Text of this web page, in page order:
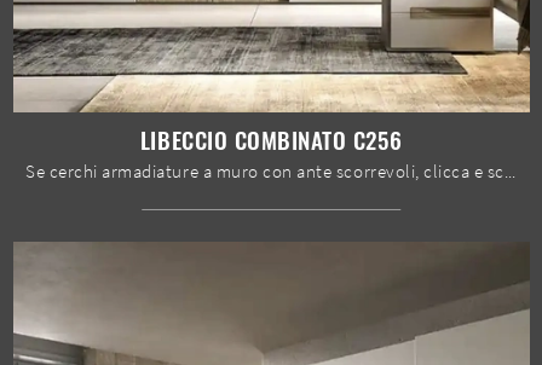
LIBECCIO COMBINATO C256